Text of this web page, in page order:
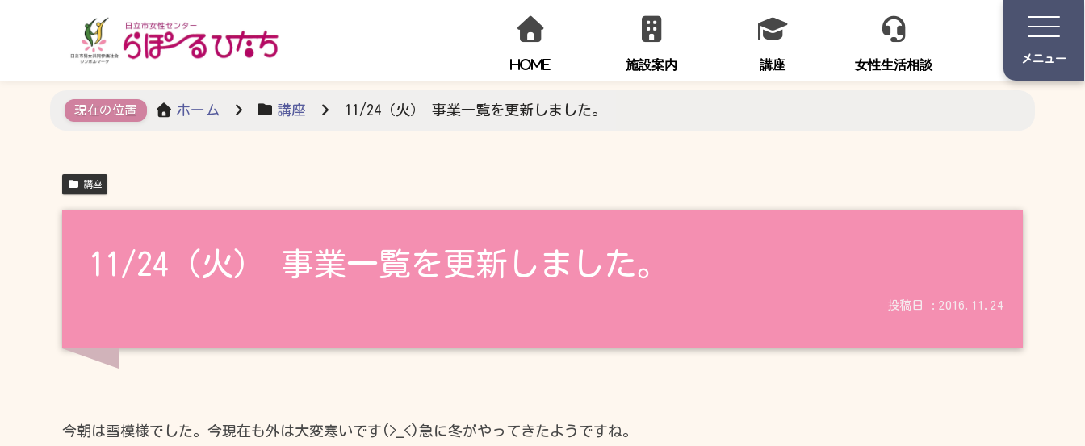
火～金曜日 9:00～21:00
時間 日 月 火
HOME 施設案内 講座 女性生活相談
ホーム 講座 11/24（火） 事業一覧を更新しました。
講座
11/24（火） 事業一覧を更新しました。
2016.11.24
今朝は雪模様でした。今現在も外は大変寒いです(>_<)急に冬がやってきたようですね。